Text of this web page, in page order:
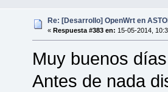
Re: [Desarrollo] OpenWrt en
« Respuesta #383 en: 15-05-2014,
Muy buenos
Antes de nada